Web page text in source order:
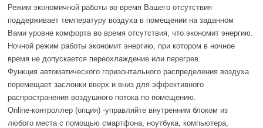
Режим экономичной работы во время Вашего отсутствия
поддерживает температуру воздуха в помещении на заданном
Вами уровне комфорта во время отсутствия, что экономит энергию.
Ночной режим работы экономит энергию, при котором в ночное
время не допускается переохлаждение или перегрев.
Функция автоматического горизонтального распределения воздуха
перемещает заслонки вверх и вниз для эффективного
распространения воздушного потока по помещению.
Online-контроллер (опция) -управляйте внутренним блоком из
любого места с помощью смартфона, ноутбука, компьютера,